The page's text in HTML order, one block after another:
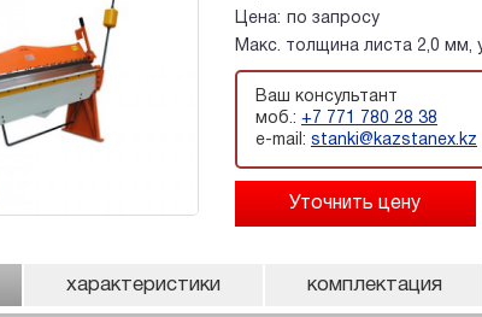
Цена: по запросу
Макс. толщина листа 2,0 мм,
Ваш консультант
моб.: +7 771 780 28 38
e-mail: stanki@kazstanex.kz
характеристики комплектация